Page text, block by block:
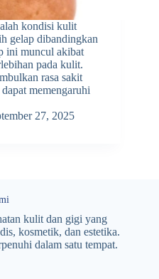
kondisi kulit
gelap dibandingkan
ini muncul akibat
pada kulit.
rasa sakit
memengaruhi
27, 2025
kulit dan gigi yang
kosmetik, dan estetika.
dalam satu tempat.